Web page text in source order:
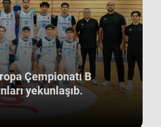
nəticə kimi görünsə də,
komandamızın yer aldığı qrupun
ağırlığı və rəqiblərin səviyyəsi bu
nəticənin adi bir nəticə olmadığını
göstərir. Bunu qrup mərhələsində
qarşılaşdığımız komandaların
çempionatın sonundakı yekun
mövqeləri də aydın sübut edir. Belə ki,
qrupdakı ən güclü rəqibimiz olan
İsveç millisi çempionatın bürünc
Çempionatı B
yekunlaşıb.